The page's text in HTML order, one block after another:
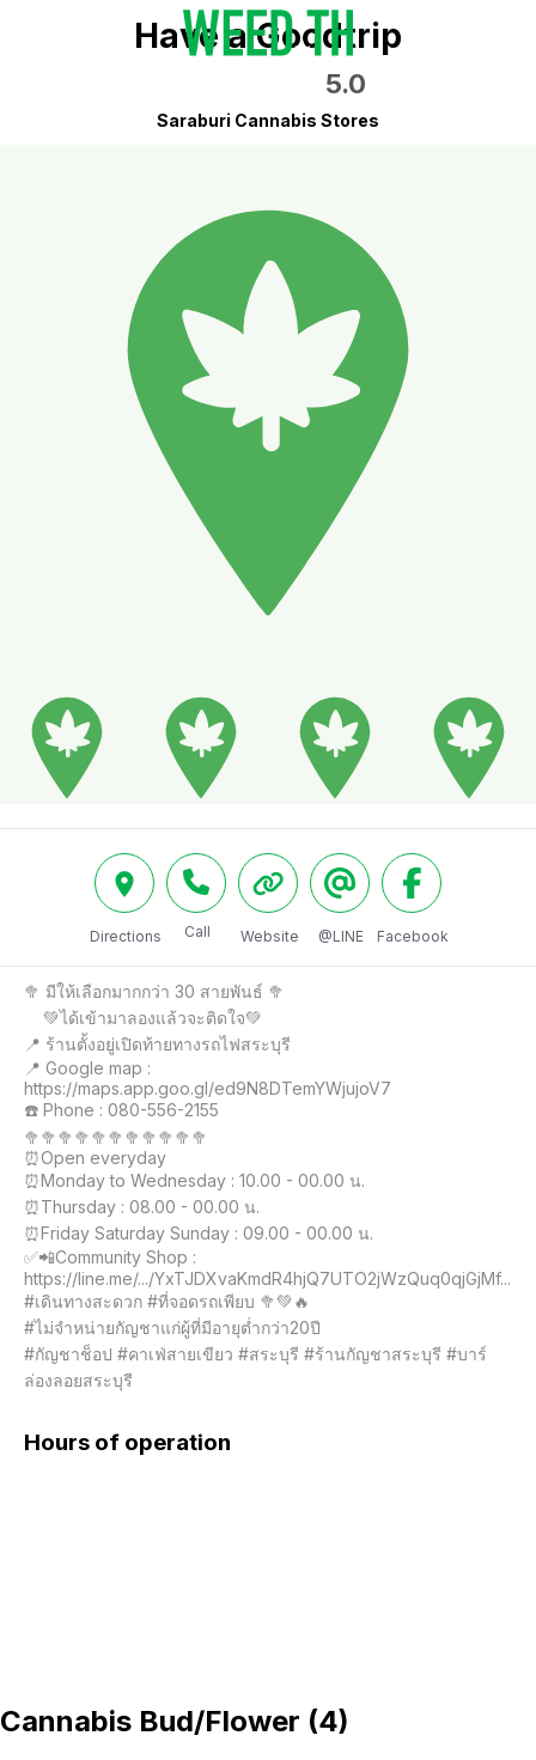
Have a Goodtrip
5.0
Saraburi Cannabis Stores
Directions Call Website @LINE Facebook
🥦 มีให้เลือกมากกว่า 30 สายพันธ์ 🥦
📍 ร้านตั้งอยู่เปิดท้ายทางรถไฟสระบุรี
📍 Google map :
https://maps.app.goo.gl/ed9N8DTemYWjujoV7
☎️ Phone : 080-556-2155
🥦🥦🥦🥦🥦🥦🥦🥦🥦🥦🥦
⏰Open everyday
⏰Monday to Wednesday : 10.00 - 00.00 น.
⏰Thursday : 08.00 - 00.00 น.
⏰Friday Saturday Sunday : 09.00 - 00.00 น.
✅📲Community Shop :
https://line.me/.../YxTJDXvaKmdR4hjQ7UTO2jWzQuq0qjGjMf...
#เดินทางสะดวก #ที่จอดรถเพียบ 🥦💚🔥
#ไม่จำหน่ายกัญชาแก่ผู้ที่มีอายุต่ำกว่า20ปี
#กัญชาช็อป #คาเฟ่สายเขียว #สระบุรี #ร้านกัญชาสระบุรี #บาร์
ล่องลอยสระบุรี
Hours of operation
Cannabis Bud/Flower (4)